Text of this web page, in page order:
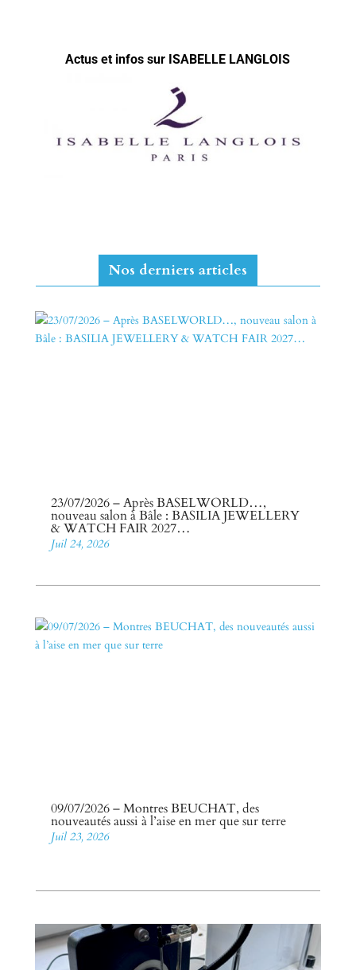
Actus et infos sur ISABELLE LANGLOIS
Nos derniers articles
23/07/2026 – Après BASELWORLD…,
nouveau salon à Bâle : BASILIA JEWELLERY
& WATCH FAIR 2027…
Juil 24, 2026
09/07/2026 – Montres BEUCHAT, des
nouveautés aussi à l’aise en mer que sur terre
Juil 23, 2026